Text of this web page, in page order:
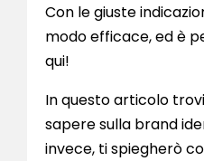
Con le giuste
modo efficace, ed è
qui!
In questo articolo
sapere sulla brand
invece, ti spiegherò